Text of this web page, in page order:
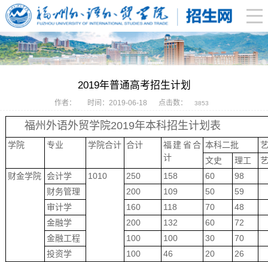
2019年普通高考招生计划
作者： 时间：2019-06-18 点击数： 3853
福州外语外贸学 院2019年本科招生计划表
学院 专业 学院合计 合计
福建省合
计
本科二批
文史
理工
财金学院 会计学 1010 250 158 60
98
财务管理
200 109 50
59
审计学
160 118 70
48
金融学
200 132 60
72
金融工程
100 100 30
70
投资学
100 46 20
26